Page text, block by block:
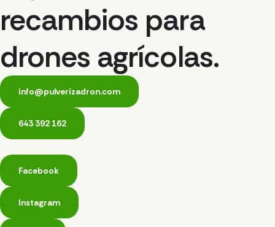
recambios para
drones agrícolas.
info@pulverizadron.com
643 392 162
Facebook
Instagram